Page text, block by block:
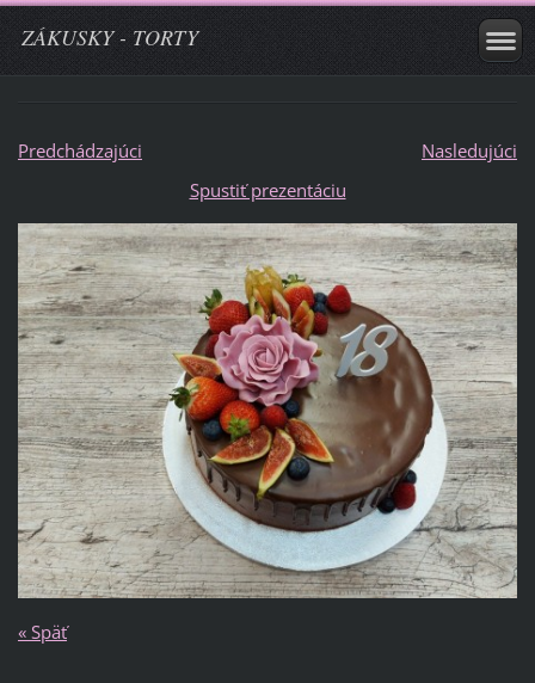
ZÁKUSKY - TORTY
Predchádzajúci
Nasledujúci
Spustiť prezentáciu
« Späť